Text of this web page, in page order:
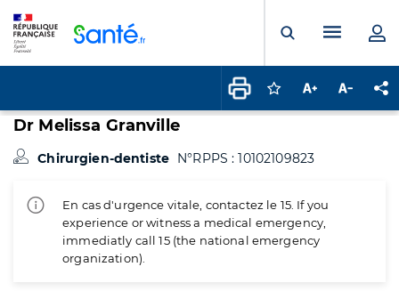
Ouvrir laMenu
Connectez-vous
Augmenter la
Dr Melissa Granville
Chirurgien-dentiste N°RPPS : 10102109823
En cas d'urgence vitale, contactez le 15. If you
experience or witness a medical emergency,
immediatly call 15 (the national emergency
organization).